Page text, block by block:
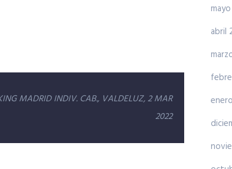
MADRID INDIV. CAB., VALDELUZ, 2 MAR
2022
abril